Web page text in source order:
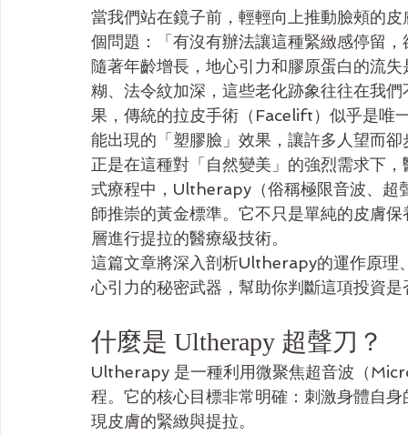
當我們站在鏡子前，輕輕向上推動臉頰的
個問題：「有沒有辦法讓這種緊緻感停留
隨著年齡增長，地心引力和膠原蛋白的流
糊、法令紋加深，這些老化跡象往往在我
果，傳統的拉皮手術（Facelift）似乎是唯
能出現的「塑膠臉」效果，讓許多人望而卻
正是在這種對「自然變美」的強烈需求下
式療程中，Ultherapy（俗稱極限音波、超
師推崇的黃金標準。它不只是單純的皮膚
層進行提拉的醫療級技術。
這篇文章將深入剖析Ultherapy的運作原理
心引力的秘密武器，幫助你判斷這項投資
什麼是 Ultherapy 超聲刀？
Ultherapy 是一種利用微聚焦超音波（
程。它的核心目標非常明確：刺激身體自
現皮膚的緊緻與提拉。